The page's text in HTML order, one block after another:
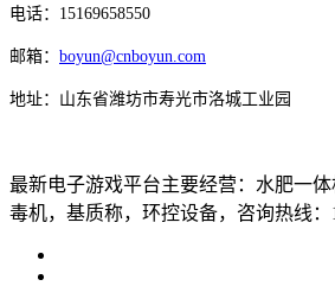
电话：15169658550
邮箱： boyun@cnboyun.com
地址：山东省潍坊市寿光市洛城工业园
最新电子游戏平台主要经营：水肥一
毒机，基质称，环控设备，咨询热线：